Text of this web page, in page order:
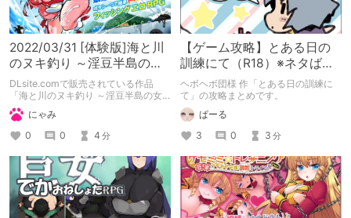
2022/03/31 [体験版]海と川
のヌキ釣り ～淫豆半島の女
神～
DLsite.comで販売されている作品
「海と川のヌキ釣り ～淫豆半島の女
神～」（体験版）の備忘録となりま
す。 にゃみ
0
0 4 分
【ゲーム攻略】とある日の
訓練にて（R18）※ネタばれ
注意
ヘボヘボ団様 作「とある日の訓練に
て」の攻略まとめです。
ぱーる
3
0 3 分